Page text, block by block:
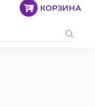
КОРЗИНА